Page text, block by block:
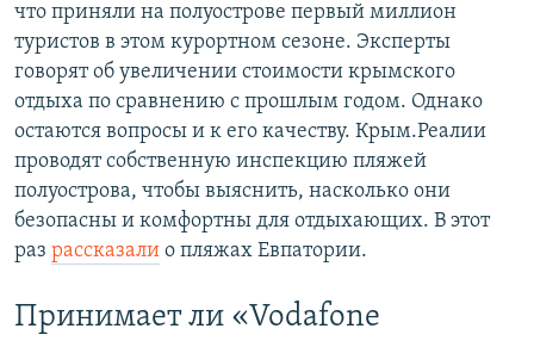
что приняли на полуострове первый миллион
туристов в этом курортном сезоне. Эксперты
говорят об увеличении стоимости крымского
отдыха по сравнению с прошлым годом. Однако
остаются вопросы и к его качеству. Крым.Реалии
проводят собственную инспекцию пляжей
полуострова, чтобы выяснить, насколько они
безопасны и комфортны для отдыхающих. В этот
раз рассказали о пляжах Евпатории.
Принимает ли «Vodafone